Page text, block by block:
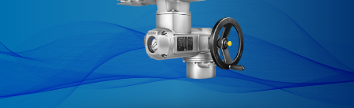
İrtibat kurulacak kişi